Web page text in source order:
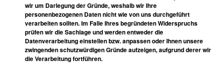
wir um Darlegung der Gründe, weshalb wir Ihre
personenbezogenen Daten nicht wie von uns durchgeführt
verarbeiten sollten. Im Falle Ihres begründeten Widerspruchs
prüfen wir die Sachlage und werden entweder die
Datenverarbeitung einstellen bzw. anpassen oder Ihnen unsere
zwingenden schutzwürdigen Gründe aufzeigen, aufgrund derer wir
die Verarbeitung fortführen.